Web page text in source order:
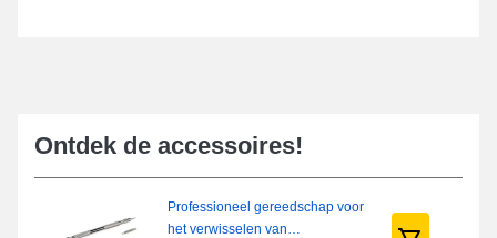
Ontdek de accessoires!
Professioneel gereedschap voor
het verwisselen van